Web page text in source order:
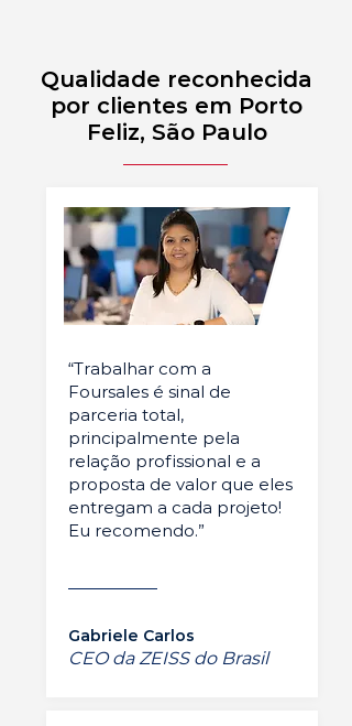
Qualidade reconhecida
por clientes em Porto
Feliz, São Paulo
“Trabalhar com a
Foursales é sinal de
parceria total,
principalmente pela
relação profissional e a
proposta de valor que eles
entregam a cada projeto!
Eu recomendo.”
Gabriele Carlos
CEO da ZEISS do Brasil